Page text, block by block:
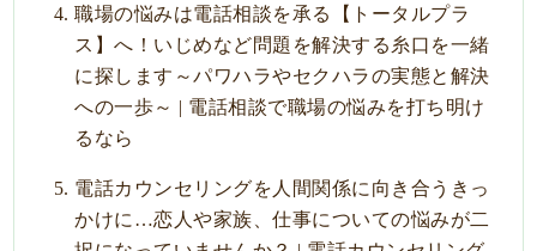
職場の悩みは電話相談を承る【トータルプラ
ス】へ！いじめなど問題を解決する糸口を一緒
に探します～パワハラやセクハラの実態と解決
への一歩～ | 電話相談で職場の悩みを打ち明け
るなら
電話カウンセリングを人間関係に向き合うきっ
かけに…恋人や家族、仕事についての悩みが二